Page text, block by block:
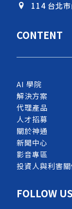
114 台北
CONTENT
AI 學院
解決方案
代理產品
人才招募
關於神通
新聞中心
影音專區
投資人與利害
FOLLOW US